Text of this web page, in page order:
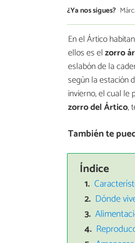
¿Ya nos sigues?
En el Ártico
ellos es elzorro
eslabón de la
según la estación
invierno, el cual le
zorro del Ártico,
También te
Índice
Dónde